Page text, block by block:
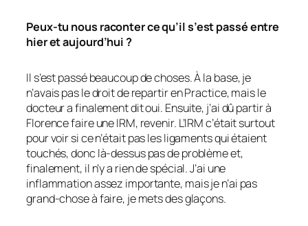
Peux-tu nous raconter ce qu’il s’est passé entre
hier et aujourd’hui ?
Il s’est passé beaucoup de choses. À la base, je
n’avais pas le droit de repartir en Practice, mais le
docteur a finalement dit oui. Ensuite, j’ai dû partir à
Florence faire une IRM, revenir. L’IRM c’était surtout
pour voir si ce n’était pas les ligaments qui étaient
touchés, donc là-dessus pas de problème et,
finalement, il n’y a rien de spécial. J’ai une
inflammation assez importante, mais je n’ai pas
grand-chose à faire, je mets des glaçons.